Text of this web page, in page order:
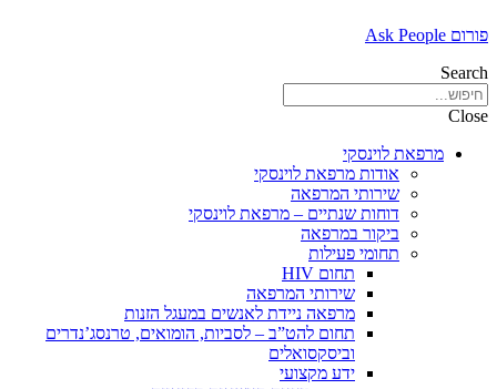
פורום Ask People
Search
Close
מרפאת לוינסקי
אודות מרפאת לוינסקי
שירותי המרפאה
דוחות שנתיים – מרפאת לוינסקי
ביקור במרפאה
תחומי פעילות
תחום HIV
שירותי המרפאה
מרפאה ניידת לאנשים במעגל הזנות
תחום להט”ב – לסביות, הומואים, טרנסג’נדרים
וביסקסואלים
ידע מקצועי